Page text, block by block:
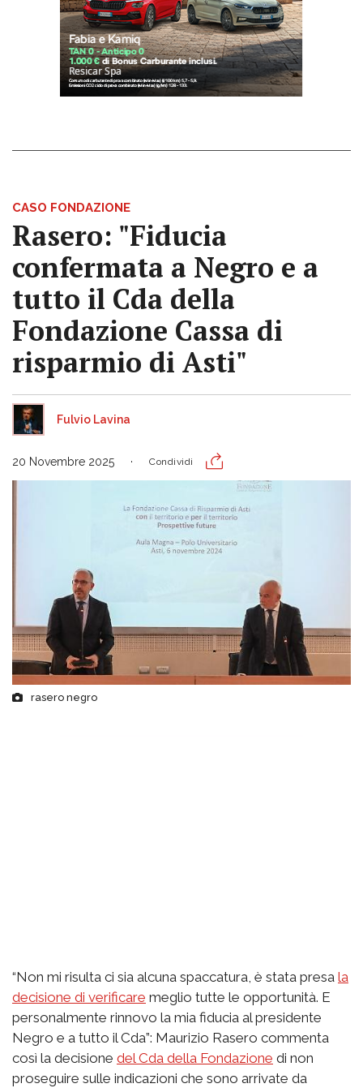
CASO FONDAZIONE
Rasero: "Fiducia
confermata a Negro e a
tutto il Cda della
Fondazione Cassa di
risparmio di Asti"
Fulvio Lavina
20 Novembre 2025 Condividi
rasero negro
“Non mi risulta ci sia alcuna spaccatura, è stata presa la
decisione di verificare meglio tutte le opportunità. E
personalmente rinnovo la mia fiducia al presidente
Negro e a tutto il Cda”: Maurizio Rasero commenta
così la decisione del Cda della Fondazione di non
proseguire sulle indicazioni che sono arrivate da